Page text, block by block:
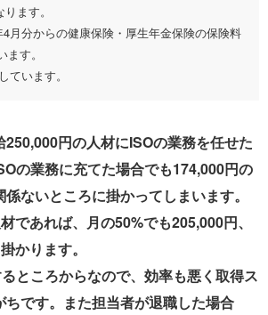
ます。
月分からの健康保険・厚生年金保険の保険料
す。
ています。
円の人材にISOの業務を任せた
の業務に充てた場合でも174,000円の
ないところに掛かってしまいます。
であれば、月の50%でも205,000円、
かります。
ところからなので、効率も悪く取得ス
ちです。また担当者が退職した場合